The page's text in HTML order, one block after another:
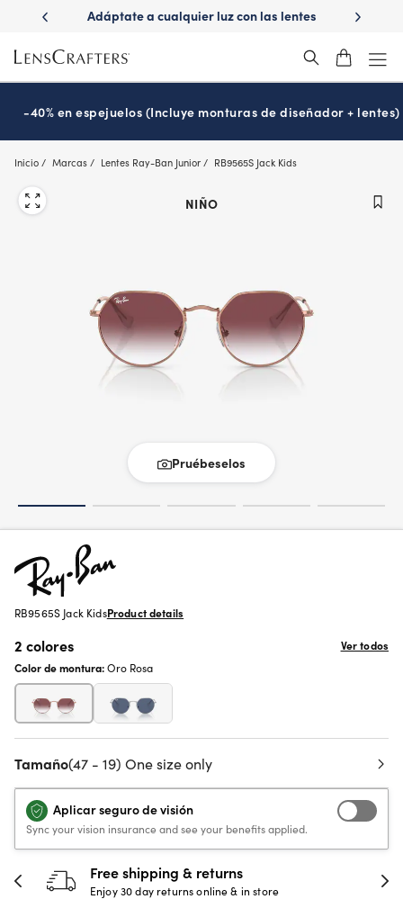
main
content
con
Adáptate a cualquier luz con las lentes
¿Es
-40% en espejuelos (Incluye monturas de diseñador + lentes)
Inicio Marcas Lentes Ray-Ban Junior RB9565S Jack Kids
NIÑO
Pruébeselos
RB9565S Jack KidsProduct details
2 colores
Ver todos
Color de montura:Oro Rosa
Tamaño(47 - 19) One size only
Aplicar seguro de visión
Sync your vision insurance and see your benefits applied.
Free shipping & returns
Enjoy 30 day returns online & in store